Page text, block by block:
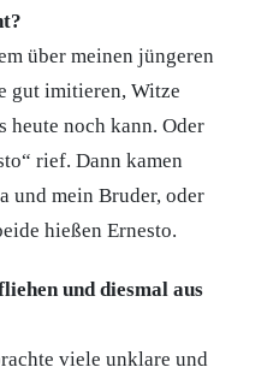
über meinen jüngeren
gut imitieren, Witze
heute noch kann. Oder
rief. Dann kamen
und mein Bruder, oder
hießen Ernesto.
und diesmal aus
viele unklare und